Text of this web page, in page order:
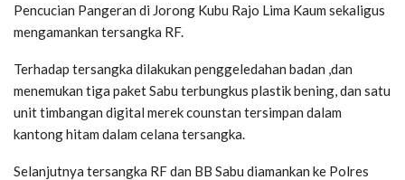
Pencucian Pangeran di Jorong Kubu Rajo Lima Kaum sekaligus
mengamankan tersangka RF.
Terhadap tersangka dilakukan penggeledahan badan ,dan
menemukan tiga paket Sabu terbungkus plastik bening, dan satu
unit timbangan digital merek counstan tersimpan dalam
kantong hitam dalam celana tersangka.
Selanjutnya tersangka RF dan BB Sabu diamankan ke Polres